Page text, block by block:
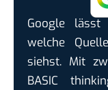
Google
welche
siehst. Mit
BASIC